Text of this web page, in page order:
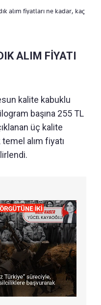
alım fiyatları ne kadar, kaç
ALIM FİYATI
kalite kabuklu
başına 255 TL
üç kalite
alım fiyatı